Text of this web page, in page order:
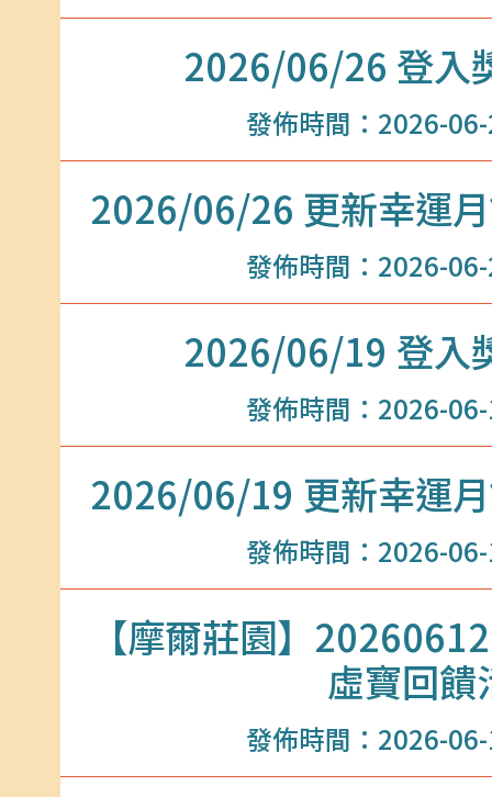
2026/06/26 登入
發佈時間：2026-
2026/06/26 更新幸運
發佈時間：2026-
2026/06/19 登入
發佈時間：2026-
2026/06/19 更新幸運
發佈時間：2026-
【摩爾莊園】
虛寶回饋
發佈時間：2026-